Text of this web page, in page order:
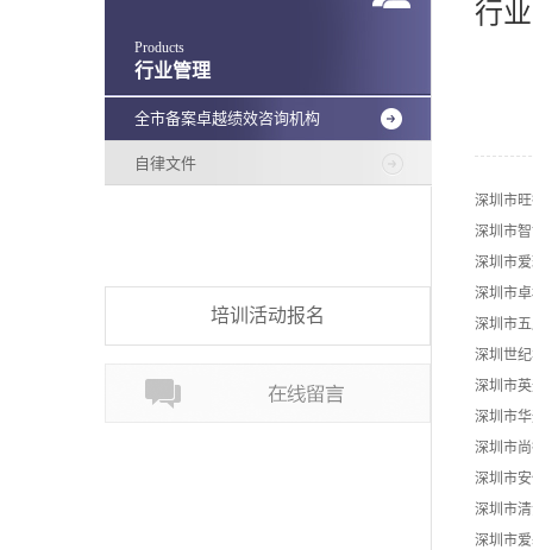
行业管理
Products
全市备案卓越绩效咨询机构
自律文件
培训活动报名
行
深圳市
深圳市
深圳市
深圳市
深圳市
深圳世
深圳市
深圳市
深圳市
深圳市
深圳市
深圳市